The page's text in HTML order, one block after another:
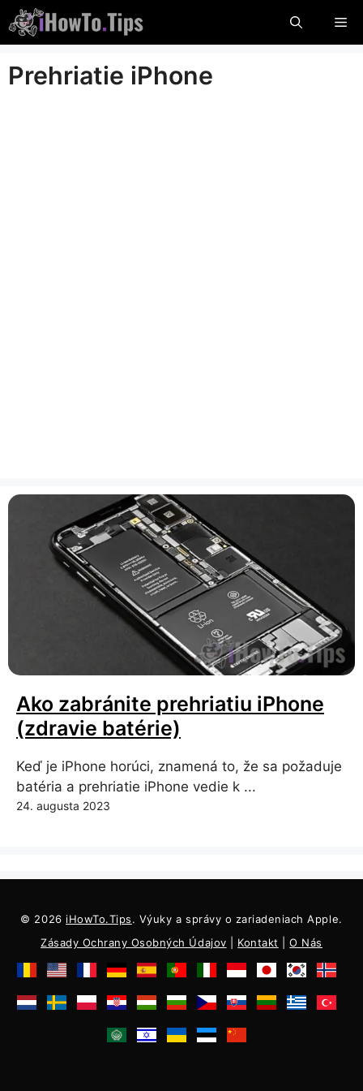
Preskočte
na
obsah
Prehriatie iPhone
Ako zabránite prehriatiu iPhone
(zdravie batérie)
Keď je iPhone horúci, znamená to, že sa požaduje
batéria a prehriatie iPhone vedie k ...
24. augusta 2023
© 2026 iHowTo.Tips. Výuky a správy o zariadeniach Apple.
Zásady Ochrany Osobných Údajov
Kontakt |O Nás